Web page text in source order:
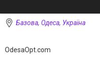
Базова, Одеса, Україна
OdesaOpt.com